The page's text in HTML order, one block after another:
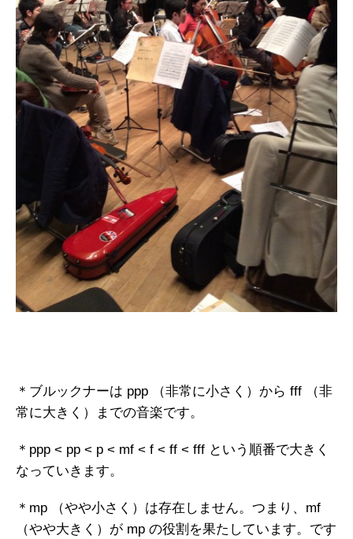
＊ブルックナーは ppp （非常に小さく）から fff （非
常に大きく）までの音楽です。
＊ppp < pp < p < mf < f < ff < fff という順番で大きく
なっていきます。
＊mp （やや小さく）は存在しません。つまり、mf
（やや大きく）が mp の役割を果たしています。です